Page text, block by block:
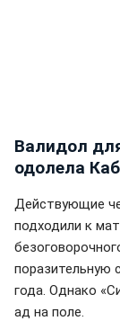
Валидол
одолела
Действующие
подходили к
поразительную
года. Однако
ад на поле.